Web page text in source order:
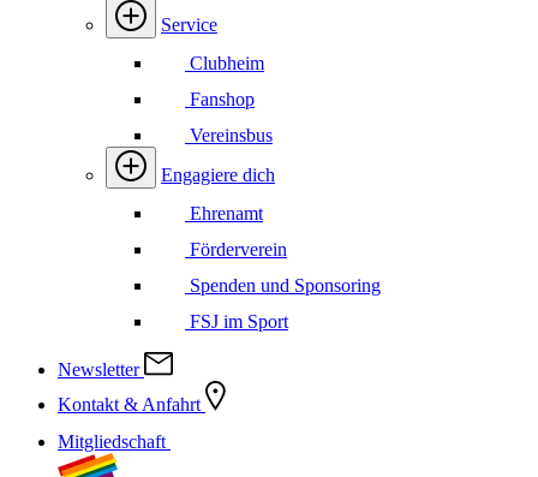
Service
Clubheim
Fanshop
Vereinsbus
Engagiere dich
Ehrenamt
Förderverein
Spenden und Sponsoring
FSJ im Sport
Newsletter
Kontakt & Anfahrt
Mitgliedschaft